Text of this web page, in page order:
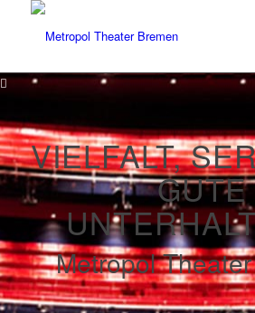
VIELFALT,
GUTE
Metropol